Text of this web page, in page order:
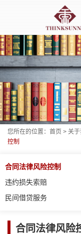
您所在的位置： 首页 > 关于
控制
合同法律风险控制
违约损失索赔
民间借贷服务
合同法律风险